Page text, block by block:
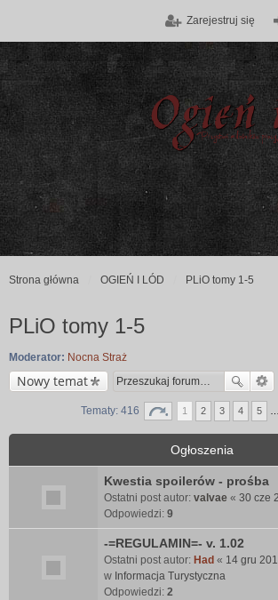
Zarejestruj się
Strona główna OGIEŃ I LÓD PLiO tomy 1-5
PLiO tomy 1-5
Moderator: Nocna Straż
Nowy temat
Tematy: 416 1 2 3 4 5
Ogłoszenia
Kwestia spoilerów - prośba
Ostatni post autor: valvae « 30 cze
Odpowiedzi: 9
-=REGULAMIN=- v. 1.02
Ostatni post autor: Had « 14 gru
w Informacja Turystyczna
Odpowiedzi: 2